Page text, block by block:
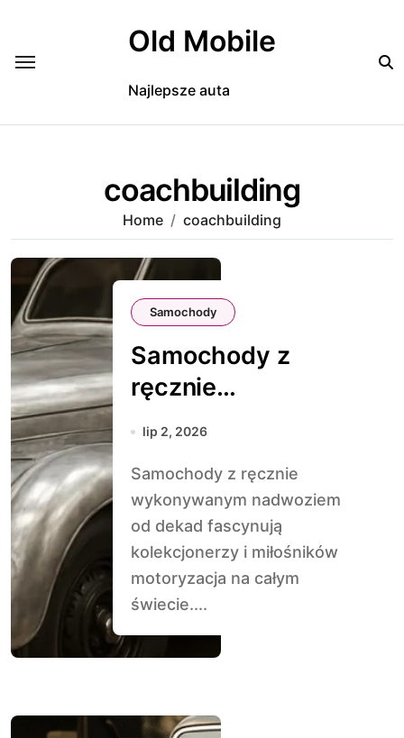
Old Mobile
Najlepsze auta
coachbuilding
Home coachbuilding
Samochody
Samochody z
ręcznie
wykonywanym
lip 2, 2026
Samochody z ręcznie
wykonywanym nadwoziem
od dekad fascynują
kolekcjonerzy i miłośników
motoryzacja na całym
świecie....